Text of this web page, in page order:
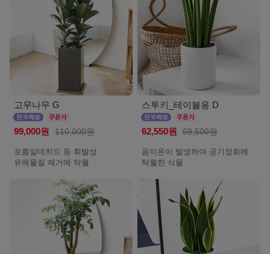
고무나무 G
99,000원 110,000원
포름알데히드 등 휘발성
유해물질 제거에 탁월
스투키_테이블용 D
62,550원 69,500원
음이온이 발생하여 공기정화에
탁월한 식물